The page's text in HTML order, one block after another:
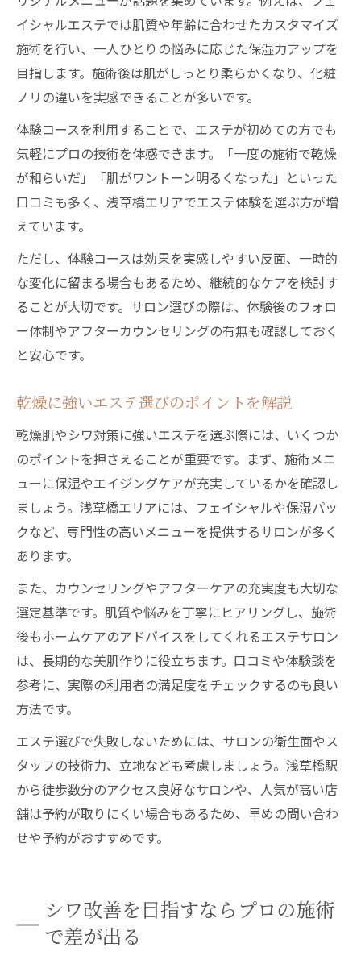
イシャルエステでは肌質や年齢に合わせたカスタマイズ
施術を行い、一人ひとりの悩みに応じた保湿力アップを
目指します。施術後は肌がしっとり柔らかくなり、化粧
ノリの違いを実感できることが多いです。
体験コースを利用することで、エステが初めての方でも
気軽にプロの技術を体感できます。「一度の施術で乾燥
が和らいだ」「肌がワントーン明るくなった」といった
口コミも多く、浅草橋エリアでエステ体験を選ぶ方が増
えています。
ただし、体験コースは効果を実感しやすい反面、一時的
な変化に留まる場合もあるため、継続的なケアを検討す
ることが大切です。サロン選びの際は、体験後のフォロ
ー体制やアフターカウンセリングの有無も確認しておく
と安心です。
乾燥に強いエステ選びのポイントを解説
乾燥肌やシワ対策に強いエステを選ぶ際には、いくつか
のポイントを押さえることが重要です。まず、施術メニ
ューに保湿やエイジングケアが充実しているかを確認し
ましょう。浅草橋エリアには、フェイシャルや保湿パッ
クなど、専門性の高いメニューを提供するサロンが多く
あります。
また、カウンセリングやアフターケアの充実度も大切な
選定基準です。肌質や悩みを丁寧にヒアリングし、施術
後もホームケアのアドバイスをしてくれるエステサロン
は、長期的な美肌作りに役立ちます。口コミや体験談を
参考に、実際の利用者の満足度をチェックするのも良い
方法です。
エステ選びで失敗しないためには、サロンの衛生面やス
タッフの技術力、立地なども考慮しましょう。浅草橋駅
から徒歩数分のアクセス良好なサロンや、人気が高い店
舗は予約が取りにくい場合もあるため、早めの問い合わ
せや予約がおすすめです。
シワ改善を目指すならプロの施術
で差が出る